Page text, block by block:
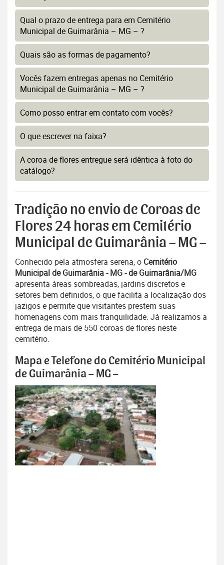
Qual o prazo de entrega para em Cemitério
Municipal de Guimarânia – MG – ?
Quais são as formas de pagamento?
Vocês fazem entregas apenas no Cemitério
Municipal de Guimarânia – MG – ?
Como posso entrar em contato com vocês?
O que escrever na faixa?
A coroa de flores entregue será idêntica à foto do
catálogo?
Tradição no envio de Coroas de
Flores 24 horas em Cemitério
Municipal de Guimarânia – MG –
Conhecido pela atmosfera serena, o Cemitério
Municipal de Guimarânia - MG - de Guimarânia/MG
apresenta áreas sombreadas, jardins discretos e
setores bem definidos, o que facilita a localização dos
jazigos e permite que visitantes prestem suas
homenagens com mais tranquilidade. Já realizamos a
entrega de mais de 550 coroas de flores neste
cemitério.
Mapa e Telefone do Cemitério Municipal
de Guimarânia – MG –